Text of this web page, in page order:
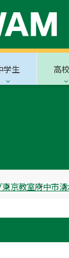
学生 高
東京教室府中市